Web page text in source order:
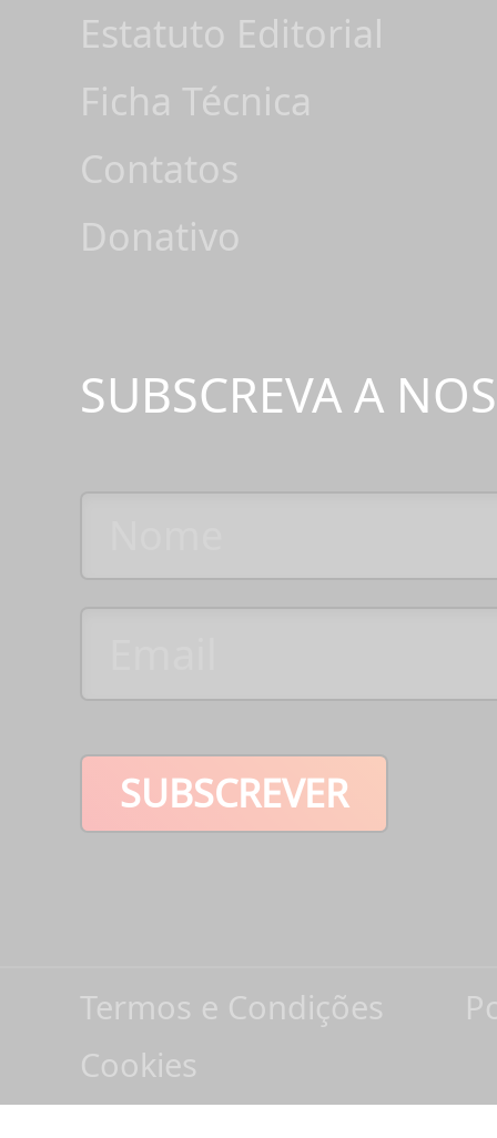
Estatuto Editorial
Ficha Técnica
Contatos
Donativo
SUBSCREVA A
SUBSCREVER
Termos e Condições
Cookies